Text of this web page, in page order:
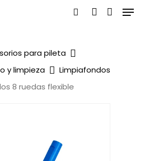
para pileta
y limpieza
Limpiafondos
8 ruedas flexible